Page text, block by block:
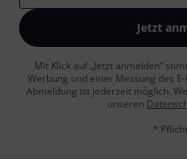
Jetzt
Mit Klick auf „Jetzt anmelden“
Werbung und einer Messung des
Abmeldung ist jederzeit möglich.
unseren
*